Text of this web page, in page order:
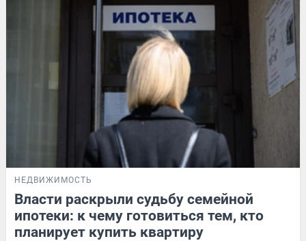
НЕДВИЖИМОСТЬ
Власти раскрыли судьбу семейной
ипотеки: к чему готовиться тем, кто
планирует купить квартиру